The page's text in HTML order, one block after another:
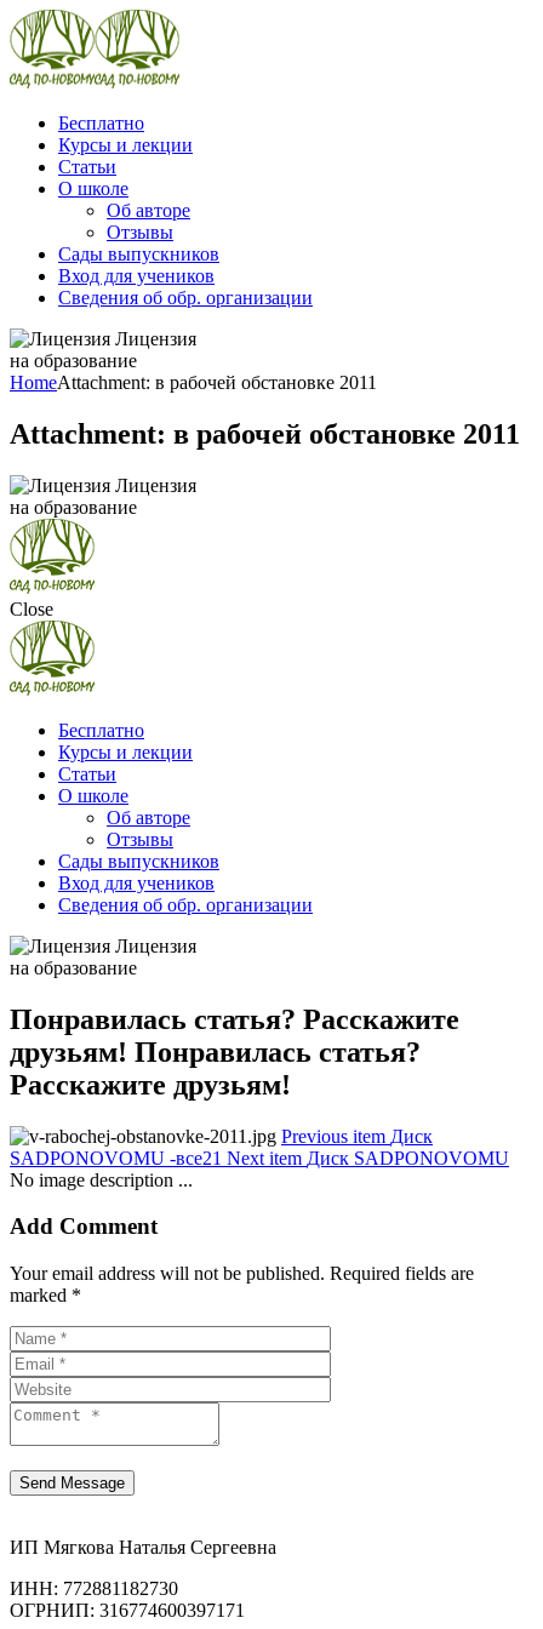
Бесплатно
Курсы и лекции
Статьи
О школе
Об авторе
Отзывы
Сады выпускников
Вход для учеников
Сведения об обр. организации
Лицензия
на образование
HomeAttachment: в рабочей обстановке 2011
Attachment: в рабочей обстановке 2011
Лицензия
на образование
Close
Бесплатно
Курсы и лекции
Статьи
О школе
Об авторе
Отзывы
Сады выпускников
Вход для учеников
Сведения об обр. организации
Лицензия
на образование
Понравилась статья? Расскажите
друзьям! Понравилась статья?
Расскажите друзьям!
Previous item Диск
SADPONOVOMU -все21 Next item Диск SADPONOVOMU
No image description ...
Add Comment
Your email address will not be published. Required fields are
marked *
ИП Мягкова Наталья Сергеевна
ИНН: 772881182730
ОГРНИП: 316774600397171